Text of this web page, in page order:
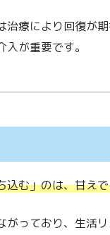
治療により回復が
が重要です。
込む」のは、甘え
がっており、生活